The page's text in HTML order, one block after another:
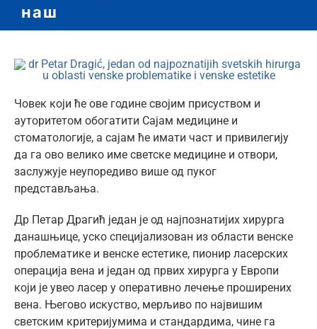
НОВОСТИ
КОНТАКТ
наш
Човек који ће ове године својим присуством и
ауторитетом обогатити Сајам медицине и
стоматологије, а сајам ће имати част и привилегију
да га ово велико име светске медицине и отвори,
заслужује неупоредиво више од пуког
представљања.
Др Петар Драгић један је од најпознатијих хирурга
данашњице, уско специјализован из области венске
проблематике и венске естетике, пионир ласерских
операција вена и један од првих хирурга у Европи
који је увео ласер у оперативно лечење проширених
вена. Његово искуство, мерљиво по највишим
светским критеријумима и стандардима, чине га